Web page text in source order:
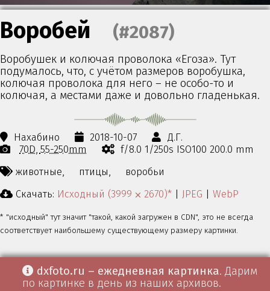
Воробей (#2087)
Воробушек и колючая проволока «Егоза». Тут
подумалось, что, с учётом размеров воробушка,
колючая проволока для него – не особо-то и
колючая, а местами даже и довольно гладенькая.
Нахабино 2018-10-07
Д.Г.
70D 55-250mm
f/8.0 1/250s ISO100 200.0 mm
животные,
птицы,
воробьи
Скачать: Исходный (3999 ⨉ 2670)* | JPEG | WebP
* "исходный" тут значит "такой, какой загружен в CDN", это не всегда
соответствует наибольшему существующему размеру картинки.
dxfoto.ru – ежедневная картинка. Дарим
по картинке в день из наших архивов.